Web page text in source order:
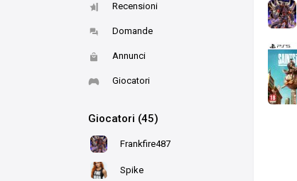
Recensioni
Domande
Annunci
Giocatori
Giocatori (45)
Frankfire487
Spike